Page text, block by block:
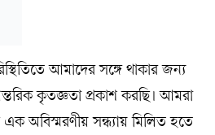
আমাদের সঙ্গে থাকার জন্য
কৃতজ্ঞতা প্রকাশ করছি। আমরা
অবিস্মরণীয় সন্ধ্যায় মিলিত হতে